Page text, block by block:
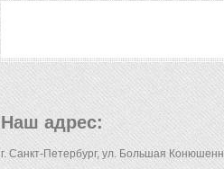
Наш адрес:
г. Санкт-Петербург, ул. Большая